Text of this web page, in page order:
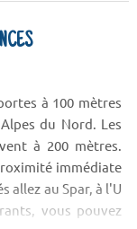
à 100 mètres
du Nord. Les
à 200 mètres.
immédiate
allez au Spar, à l'U
vous pouvez